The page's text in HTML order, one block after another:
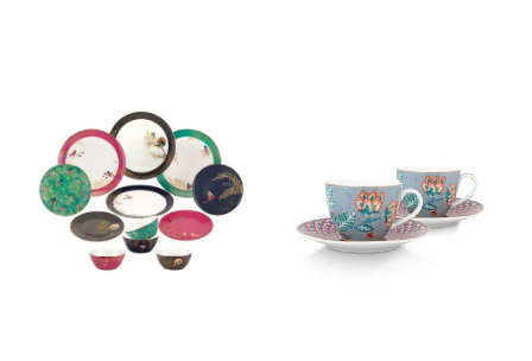
RENAISSANCE RED
SERENDIPITY WHITE
FLOWER FESTIVAL BLUE
FLOWER FESTIVAL RED
LOVE BIRDS
CHIQUE VERDE